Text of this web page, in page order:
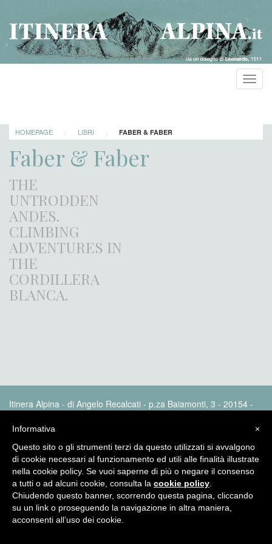
HOMEPAGE LIBRI FABER & FABER
Faber & Faber
THE
UNTRODDEN
ANDES.
CLIMBING
ADVENTURES IN
THE
CORDILLERA
BLANCA.
Itinera Alpina - di Angelo Recalcati - p.za Baiamonti, 3 - 20154 -
policy
×
Informativa
Questo sito o gli strumenti terzi da questo utilizzati si avvalgono
di cookie necessari al funzionamento ed utili alle finalità illustrate
nella cookie policy. Se vuoi saperne di più o negare il consenso
a tutti o ad alcuni cookie, consulta la cookie policy
Chiudendo questo banner, scorrendo questa pagina, cliccando
su un link o proseguendo la navigazione in altra maniera,
acconsenti all’uso dei cookie.